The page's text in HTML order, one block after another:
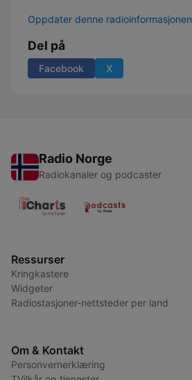
Oppdater denne radioinformasjonen
Del på
Facebook X
Radio Norge
Radiokanaler og podcaster
Ressurser
Kringkastere
Widgeter
Radiostasjoner-nettsteder per land
Om & Kontakt
Personvernerklæring